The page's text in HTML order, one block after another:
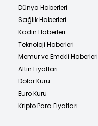
Dünya Haberleri
Sağlık Haberleri
Kadın Haberleri
Teknoloji Haberleri
Memur ve Emekli Haberleri
Altın Fiyatları
Dolar Kuru
Euro Kuru
Kripto Para Fiyatları